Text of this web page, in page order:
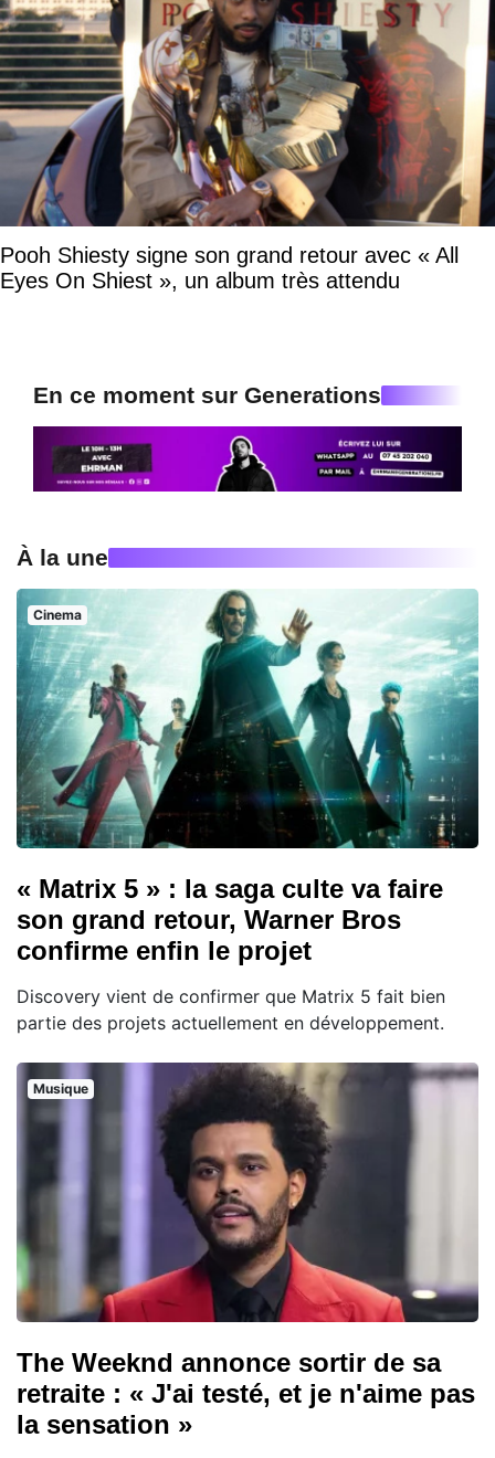
Pooh Shiesty signe son grand retour avec « All
Eyes On Shiest », un album très attendu
En ce moment sur Generations
À la une
Cinema
« Matrix 5 » : la saga culte va faire
son grand retour, Warner Bros
confirme enfin le projet
Discovery vient de confirmer que Matrix 5 fait bien
partie des projets actuellement en développement.
Musique
The Weeknd annonce sortir de sa
retraite : « J'ai testé, et je n'aime pas
la sensation »